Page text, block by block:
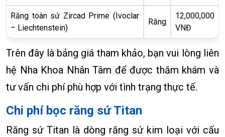
Răng toàn sứ Zircad Prime (Ivoclar
– Liechtenstein)
Răng
12,000,000
VNĐ
Trên đây là bảng giá tham khảo, bạn vui lòng liên
hệ Nha Khoa Nhân Tâm để được thăm khám và
tư vấn chi phí phù hợp với tình trạng thực tế.
Chi phí bọc răng sứ Titan
Răng sứ Titan là dòng răng sứ kim loại với cấu